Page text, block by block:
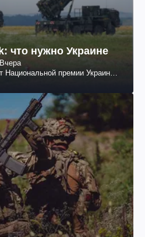
что нужно Украине
Вчера
Национальной премии Украины